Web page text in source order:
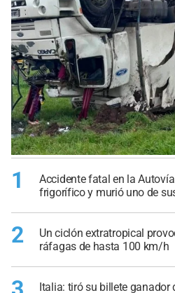
1
Accidente fatal en la
frigorífico y murió uno de
2
Un ciclón extratropical
ráfagas de hasta 100 km/h
Italia: tiró su billete